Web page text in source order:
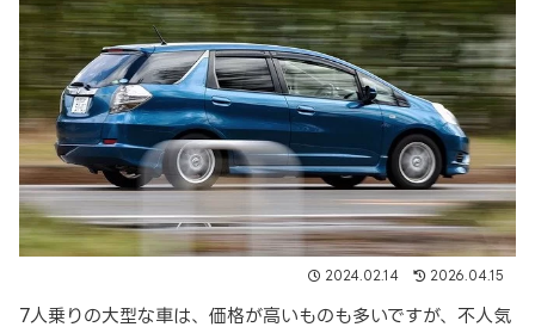
2024.02.14 2026.04.15
7人乗りの大型な車は、価格が高いものも多いですが、不人気